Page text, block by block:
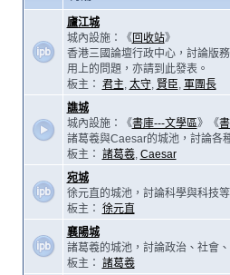
廬江城
城內設施：《回收站》
香港三國論壇行政中心，討論版
用上的問題，亦請到此發表。
板主： 君主, 太守, 賢臣, 軍團長
譙城
城內設施：《書庫---文學區》《
諸葛羲與Caesar的城池，討論各
板主： 諸葛羲, Caesar
宛城
徐元直的城池，討論科學與科技
板主： 徐元直
襄陽城
諸葛羲的城池，討論政治、社會
板主： 諸葛羲